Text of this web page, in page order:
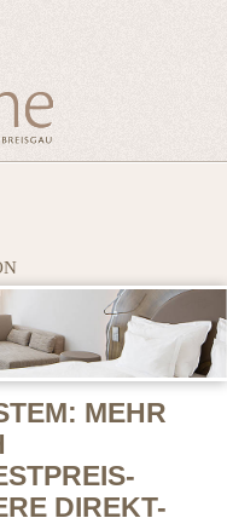
MEHR
DIREKT-